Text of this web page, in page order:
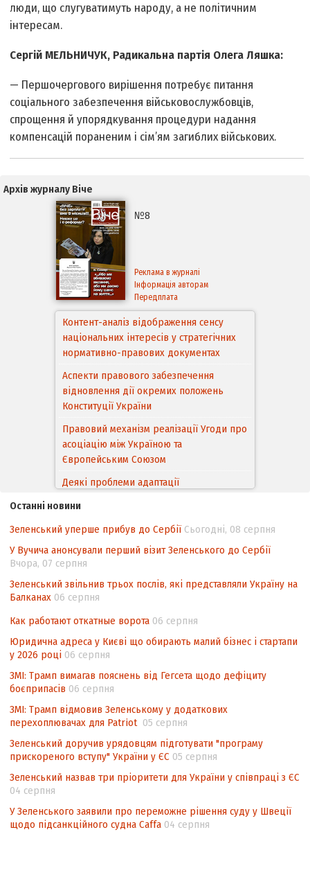
люди, що слугуватимуть народу, а не політичним
інтересам.
Сергій МЕЛЬНИЧУК, Радикальна партія Олега Ляшка:
— Першочергового вирішення потребує питання
соціального забезпечення військовослужбовців,
спрощення й упорядкування процедури надання
компенсацій пораненим і сім’ям загиблих військових.
Архів журналу Віче
№8
Реклама в журналі
Інформація авторам
Передплата
Контент-аналіз відображення сенсу
національних інтересів у стратегічних
нормативно-правових документах
Аспекти правового забезпечення
відновлення дії окремих положень
Конституції України
Правовий механізм реалізації Угоди про
асоціацію між Україною та
Європейським Cоюзом
Деякі проблеми адаптації
походження товарів відповідно до
Угоди про торговельні аспекти прав
інтелектуальної власності (TRIPS) у
контексті євроінтеграції
Аналіз виборчого законодавства щодо
невизначеності механізму повторного
Інформаційна безпека суспільства
Останні новини
Зеленський уперше прибув до Сербії Сьогодні, 08 серпня
У Вучича анонсували перший візит Зеленського до Сербії
Вчора, 07 серпня
Зеленський звільнив трьох послів, які представляли Україну на
Балканах 06 серпня
Как работают откатные ворота 06 серпня
Юридична адреса у Києві що обирають малий бізнес і стартапи
у 2026 році 06 серпня
ЗМІ: Трамп вимагав пояснень від Гегсета щодо дефіциту
боєприпасів 06 серпня
ЗМІ: Трамп відмовив Зеленському у додаткових
перехоплювачах для Patriot 05 серпня
Зеленський доручив урядовцям підготувати "програму
прискореного вступу" України у ЄС 05 серпня
Зеленський назвав три пріоритети для України у співпраці з ЄС
04 серпня
У Зеленського заявили про переможне рішення суду у Швеції
щодо підсанкційного судна Caffa 04 серпня